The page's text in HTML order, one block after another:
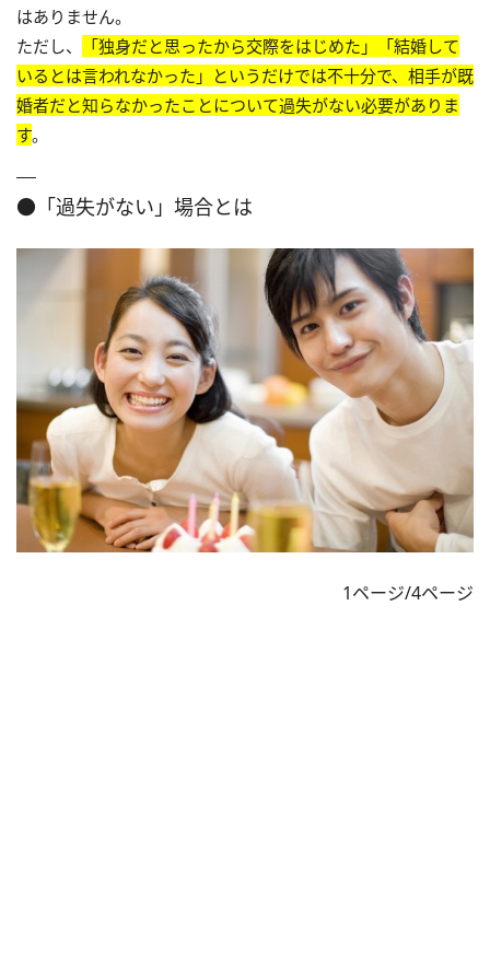
はありません。
ただし、
「独身だと思ったから交際をはじめた」「結婚して
いるとは言われなかった」というだけでは不十分で、相手が既
婚者だと知らなかったことについて過失がない必要がありま
す。
●「過失がない」場合とは
1ページ/4ページ